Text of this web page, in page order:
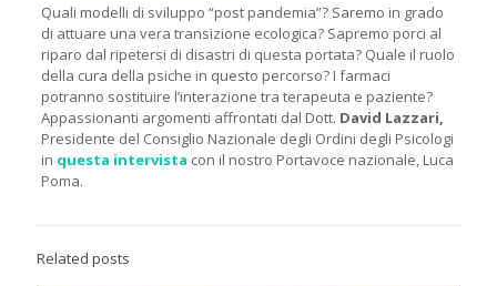
Quali modelli di sviluppo “post pandemia”? Saremo in grado
di attuare una vera transizione ecologica? Sapremo porci al
riparo dal ripetersi di disastri di questa portata? Quale il ruolo
della cura della psiche in questo percorso? I farmaci
potranno sostituire l’interazione tra terapeuta e paziente?
Appassionanti argomenti affrontati dal Dott. David Lazzari,
Presidente del Consiglio Nazionale degli Ordini degli Psicologi
in questa intervista con il nostro Portavoce nazionale, Luca
Poma.
Related posts